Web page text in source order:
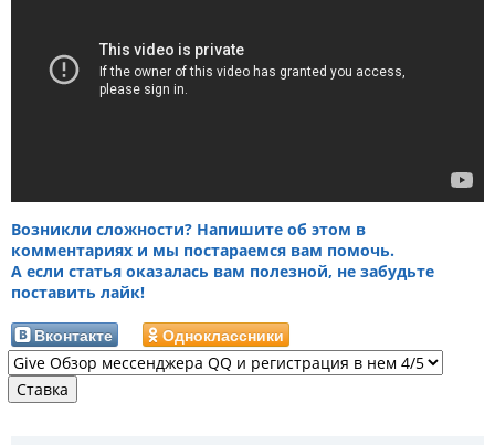
Возникли сложности? Напишите об этом в
комментариях и мы постараемся вам помочь.
А если статья оказалась вам полезной, не забудьте
поставить лайк!
Вконтакте Одноклассники